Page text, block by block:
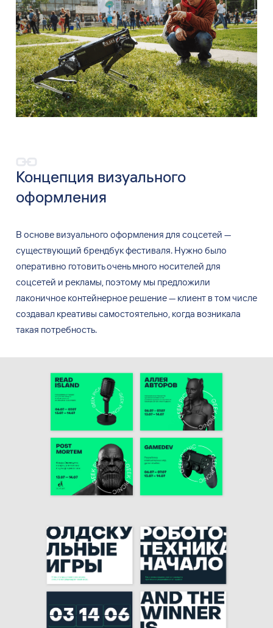
Концепция визуального
оформления
В основе визуального оформления для соцсетей —
существующий брендбук фестиваля. Нужно было
оперативно готовить очень много носителей для
соцсетей и рекламы, поэтому мы предложили
лаконичное контейнерное решение—клиент в том числе
создавал креативы самостоятельно, когда возникала
такая потребность.